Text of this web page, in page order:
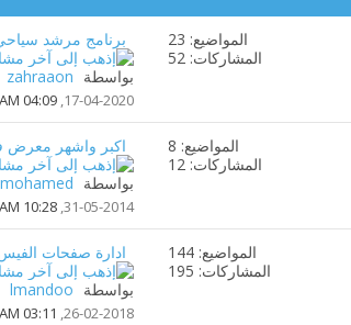
مشاهدة
تغذيات
المواضيع: 23
المشاركات: 52
برنامج مرشد
بواسطة zahraaon
17-04-2020,
04:09 AM
مشاهدة
تغذيات
المواضيع: 8
المشاركات: 12
اكبر واشهر معرض فى 6
بواسطة
31-05-2014,
10:28 AM
مشاهدة
تغذيات
المواضيع: 144
المشاركات: 195
ادارة صفحات
بواسطة lmandoo
26-02-2018,
03:11 AM